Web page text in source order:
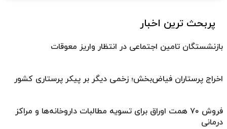
پربحث ترین اخبار
بازنشستگان تامین اجتماعی در انتظار واریز معوقات
اخراج پرستاران فیاض‌بخش؛ زخمی دیگر بر پیکر پرستاری کشور
فروش ۷۰ همت اوراق برای تسویه مطالبات داروخانه‌ها و مراکز
درمانی